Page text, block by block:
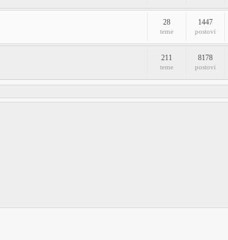
28
teme
1447
postovi
211
teme
8178
postovi